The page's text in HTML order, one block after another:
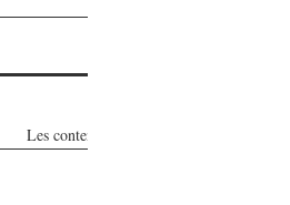
Les contenus de ce blog honnête et 100%